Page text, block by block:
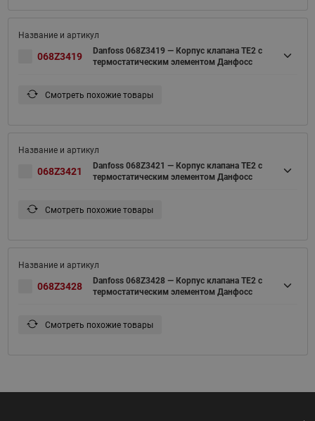
068Z3419
Danfoss 068Z3419 — Корпус клапана TE2 с
термостатическим элементом Данфосс
Смотреть похожие товары
068Z3421
Danfoss 068Z3421 — Корпус клапана TE2 с
термостатическим элементом Данфосс
Смотреть похожие товары
068Z3428
Danfoss 068Z3428 — Корпус клапана TE2 с
термостатическим элементом Данфосс
Смотреть похожие товары